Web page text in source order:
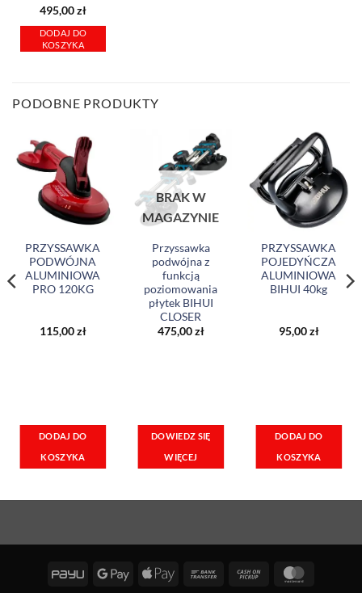
495,00zł
DODAJ DO
KOSZYKA
PODOBNE PRODUKTY
PRZYSSAWKA
PODWÓJNA
ALUMINIOWA
PRO 120KG
115,00zł
DODAJ DO
KOSZYKA
BRAK W
MAGAZYNIE
Przyssawka
podwójna z
funkcją
poziomowania
płytek BIHUI
CLOSER
475,00zł
DOWIEDZ SIĘ
WIĘCEJ
PRZYSSAWKA
POJEDYŃCZA
ALUMINIOWA
BIHUI 40kg
95,00zł
DODAJ DO
KOSZYKA
PayU
Google
Apple
Bank
Cash